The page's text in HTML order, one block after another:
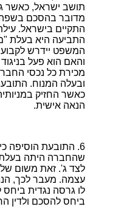
תושב ישראל, כאשר
מדובר בהסכם בשפה
התקיים בישראל.
התביעה היא בעלת
המשפט יידרש
והאם הוא פעל
מכירת כל נכסי
ובעלה המנוח.
כאשר החזיק
הנאה אישית.
התובעת הוסיפה כי
שהחברה היתה בעלת
לצד ג'. זאת משום
עצמה. מעבר לכך,
לו גרסה נגדית
ביחס להסכם ולדין